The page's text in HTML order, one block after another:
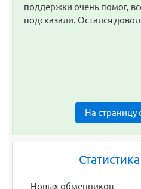
поддержки очень помог,
подсказали. Остался
На страницу
Новых обменников